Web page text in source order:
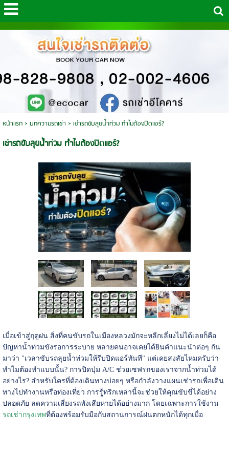
หน้าแรก> บทความรถเช่า > เช่ารถขับลุยน้ำท่วม ทำไมต้องปิดแอร์?
เช่ารถขับลุยน้ำท่วม ทำไมต้องปิดแอร์?
เมื่อเข้าสู่ฤดูฝน สิ่งที่คนขับรถในเมืองหลวงมักจะหลีกเลี่ยงไม่ได้เลยก็คือ
ปัญหาน้ำท่วมขังรอการระบาย หลายคนอาจเคยได้ยินคำแนะนำต่อๆ กัน
มาว่า "เวลาขับรถลุยน้ำท่วมให้รีบปิดแอร์ทันที" แต่เคยสงสัยไหมครับว่า
ทำไมต้องทำแบบนั้น? การปิดปุ่ม A/C ช่วยเซฟรถของเราจากน้ำท่วมได้
อย่างไร? สำหรับใครที่ต้องเดินทางบ่อยๆ หรือกำลังวางแผนเช่ารถเพื่อเดิน
ทางไปทำงานหรือท่องเที่ยว การรู้ทริกเหล่านี้จะช่วยให้คุณขับขี่ได้อย่าง
ปลอดภัย ลดความเสี่ยงรถพังเสียหายได้อย่างมาก โดยเฉพาะการใช้งาน
รถเช่ากรุงเทพที่ต้องพร้อมรับมือกับสถานการณ์ฝนตกหนักได้ทุกเมื่อ